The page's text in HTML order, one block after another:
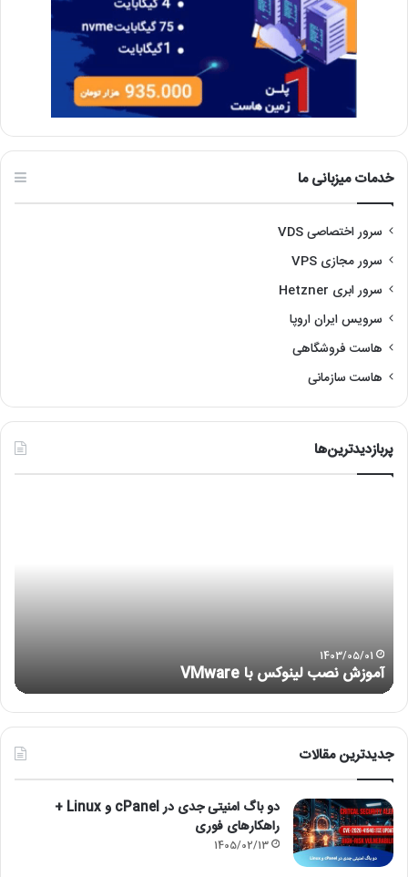
خدمات میزبانی ما
سرور اختصاصی VDS
سرور مجازی VPS
سرور ابری Hetzner
سرویس ایران اروپا
هاست فروشگاهی
هاست سازمانی
پربازدیدترین‌ها
1403/05/01
آموزش نصب لینوکس با VMware
جدیدترین مقالات
دو باگ امنیتی جدی در cPanel و Linux +
راهکارهای فوری
1405/02/13